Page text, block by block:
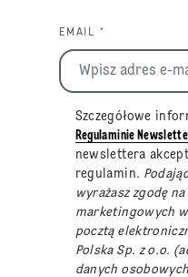
EMAIL *
Szczegółowe
Regulaminie
newslettera
regulamin.
wyrażasz zgodę
marketingowych
pocztą
Polska Sp. z o.o.
danych